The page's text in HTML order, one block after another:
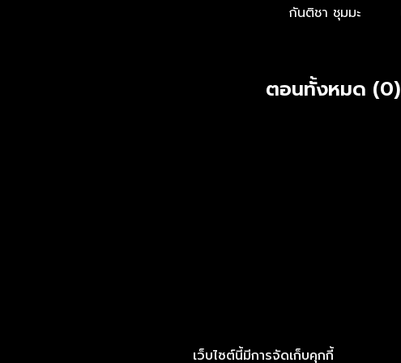
กันติชา ชุมมะ
ตอนทั้งหมด (0)
เว็บไซต์นี้มีการจัดเก็บคุกกี้